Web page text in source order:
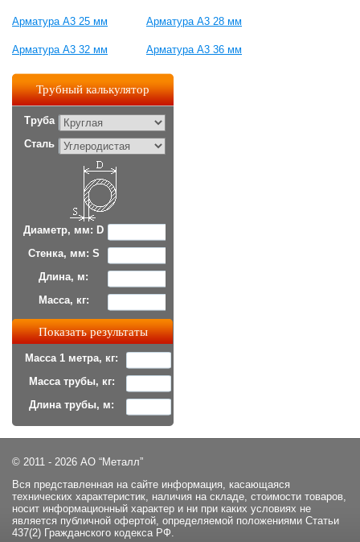
Арматура А3 25 мм Арматура А3 28 мм
Арматура А3 32 мм Арматура А3 36 мм
Трубный калькулятор
Труба
Сталь
Диаметр, мм: D
Стенка, мм: S
Длина, м:
Масса, кг:
Масса 1 метра, кг:
Масса трубы, кг:
Длина трубы, м:
© 2011 - 2026 АО “Металл”
Вся представленная на сайте информация, касающаяся
технических характеристик, наличия на складе, стоимости товаров,
носит информационный характер и ни при каких условиях не
является публичной офертой, определяемой положениями Статьи
437(2) Гражданского кодекса РФ.